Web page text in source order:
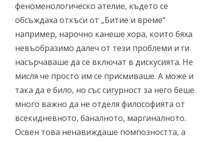
феноменологическо ателие, където се
обсъждаха откъси от „Битие и време“
например, нарочно канеше хора, които бяха
невъобразимо далеч от тези проблеми и ги
насърчаваше да се включат в дискусията. Не
мисля че просто им се присмиваше. А може и
така да е било, но със сигурност за него беше
много важно да не отделя философията от
всекидневното, баналното, маргиналното.
Освен това ненавиждаше помпозността, а